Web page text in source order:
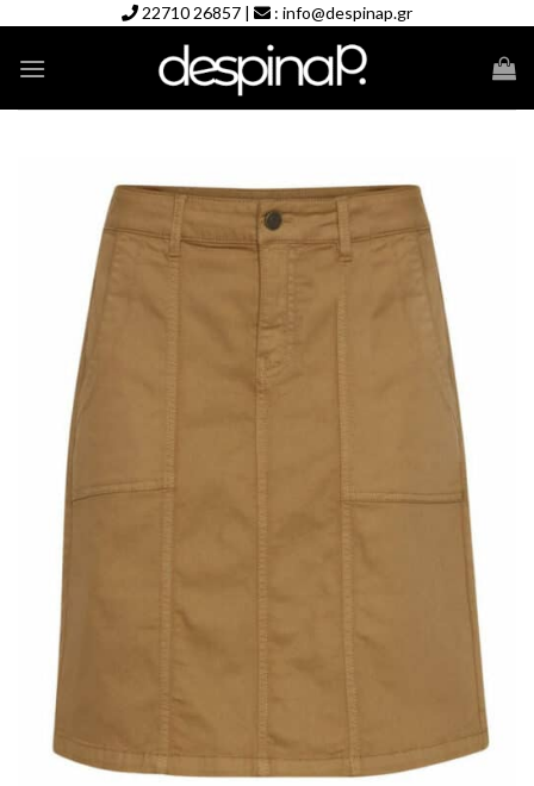
content
22710 26857 | : info@despinap.gr